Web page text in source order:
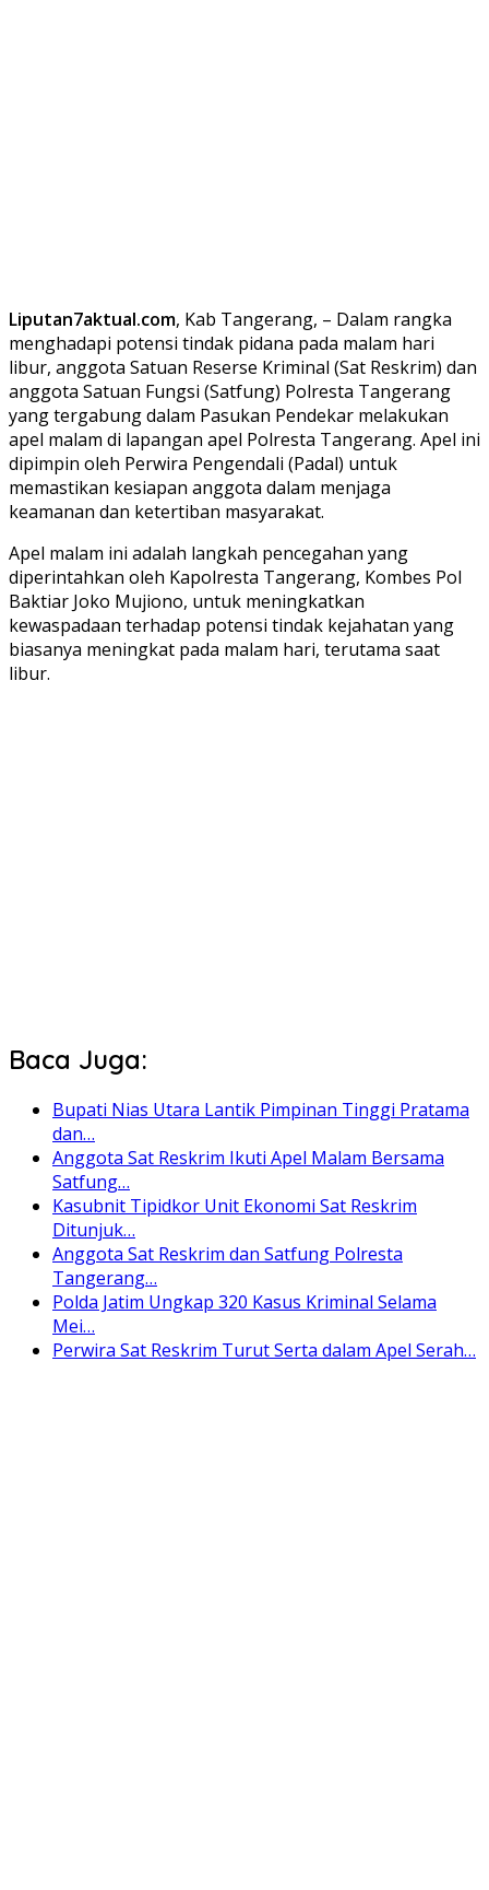
Liputan7aktual.com, Kab Tangerang, – Dalam rangka
menghadapi potensi tindak pidana pada malam hari
libur, anggota Satuan Reserse Kriminal (Sat Reskrim) dan
anggota Satuan Fungsi (Satfung) Polresta Tangerang
yang tergabung dalam Pasukan Pendekar melakukan
apel malam di lapangan apel Polresta Tangerang. Apel ini
dipimpin oleh Perwira Pengendali (Padal) untuk
memastikan kesiapan anggota dalam menjaga
keamanan dan ketertiban masyarakat.
Apel malam ini adalah langkah pencegahan yang
diperintahkan oleh Kapolresta Tangerang, Kombes Pol
Baktiar Joko Mujiono, untuk meningkatkan
kewaspadaan terhadap potensi tindak kejahatan yang
biasanya meningkat pada malam hari, terutama saat
libur.
Baca Juga:
Bupati Nias Utara Lantik Pimpinan Tinggi Pratama
dan…
Anggota Sat Reskrim Ikuti Apel Malam Bersama
Satfung…
Kasubnit Tipidkor Unit Ekonomi Sat Reskrim
Ditunjuk…
Anggota Sat Reskrim dan Satfung Polresta
Tangerang…
Polda Jatim Ungkap 320 Kasus Kriminal Selama
Mei…
Perwira Sat Reskrim Turut Serta dalam Apel Serah…